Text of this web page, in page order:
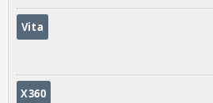
Vita
X360